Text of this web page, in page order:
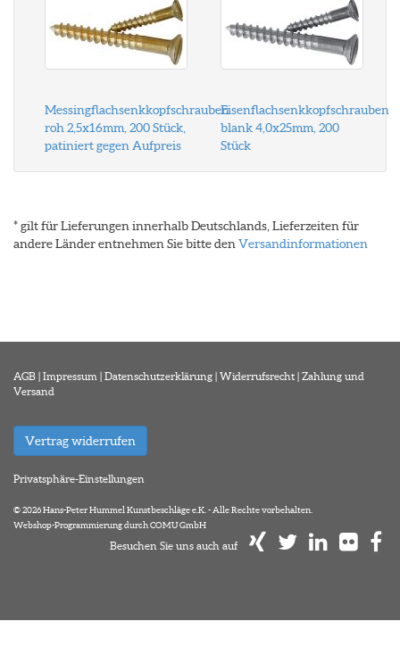
Messingflachsenkkopfschrauben
roh 2,5x16mm, 200 Stück,
patiniert gegen Aufpreis
Eisenflachsenkkopfschrauben
blank 4,0x25mm, 200
Stück
* gilt für Lieferungen innerhalb Deutschlands, Lieferzeiten für
andere Länder entnehmen Sie bitte den Versandinformationen
AGB | Impressum | Datenschutzerklärung | Widerrufsrecht | Zahlung und
Versand
Vertrag widerrufen
Privatsphäre-Einstellungen
© 2026 Hans-Peter Hummel Kunstbeschläge e.K. - Alle Rechte vorbehalten.
Webshop-Programmierung durch COMU GmbH
Besuchen Sie uns auch auf